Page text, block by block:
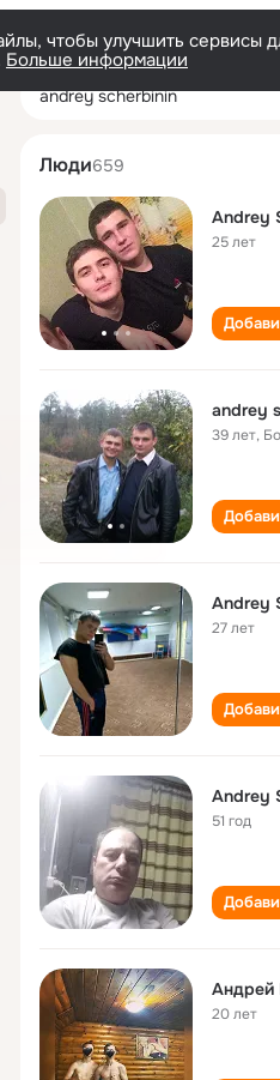
чтобы улучшить сервисы
Больше информации
andrey scherbinin
Люди659
Andrey
25 лет
andrey
39 лет,
Andrey
27 лет
Andrey
51 год
Андрей
20 лет